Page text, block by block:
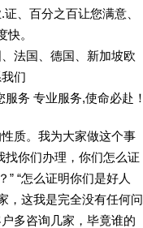
、百分之百让您满意、
。
法国、德国、新加坡欧
们
务 专业服务,使命必赴！
质。我为大家做这个事
找你们办理，你们怎么证
” “怎么证明你们是好人
，这我是完全没有任何问
多咨询几家，毕竟谁的